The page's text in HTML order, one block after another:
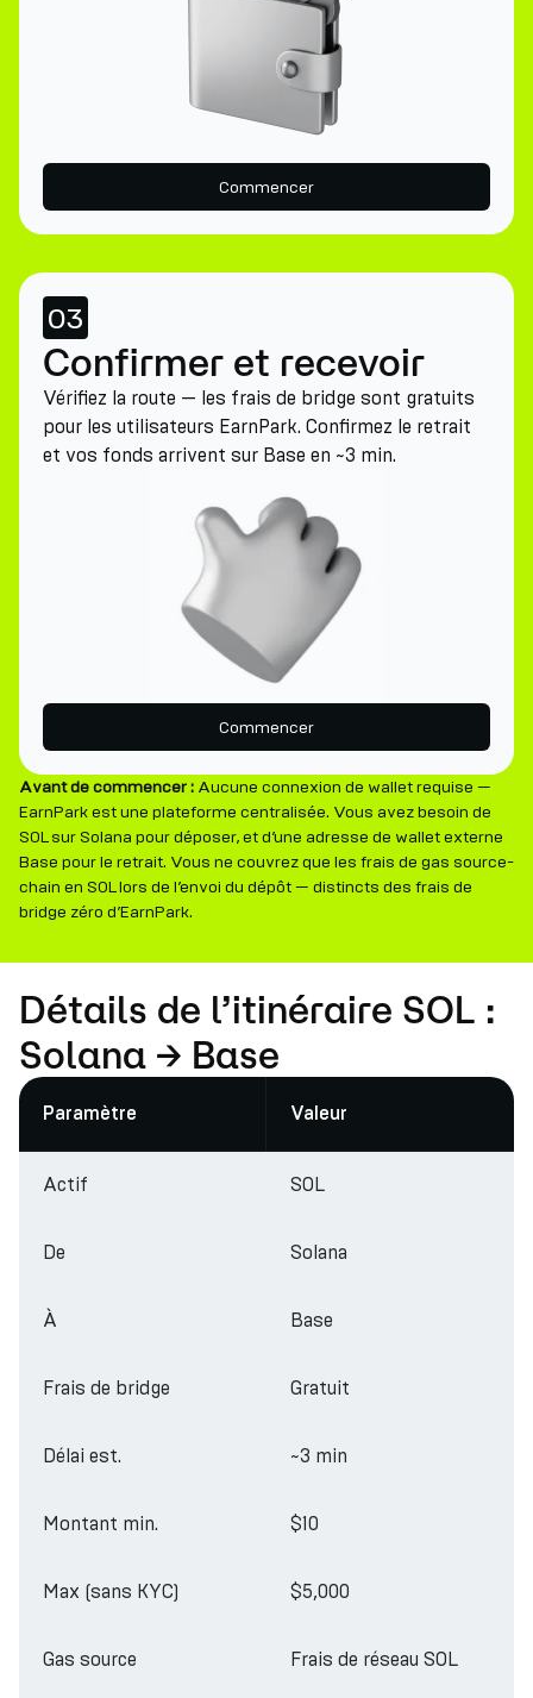
Commencer
03
Confirmer et recevoir
Vérifiez la route — les frais de bridge sont gratuits
pour les utilisateurs EarnPark. Confirmez le retrait
et vos fonds arrivent sur Base en ~3 min.
Commencer
Avant de commencer : Aucune connexion de wallet requise —
EarnPark est une plateforme centralisée. Vous avez besoin de
SOL sur Solana pour déposer, et d’une adresse de wallet externe
Base pour le retrait. Vous ne couvrez que les frais de gas source-
chain en SOL lors de l’envoi du dépôt — distincts des frais de
bridge zéro d’EarnPark.
Détails de l’itinéraire SOL :
Solana → Base
Paramètre Valeur
Actif SOL
De Solana
À Base
Frais de bridge Gratuit
Délai est. ~3 min
Montant min. $10
Max (sans KYC) $5,000
Gas source Frais de réseau SOL